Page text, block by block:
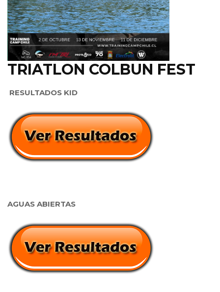
TRIATLON COLBUN FEST
RESULTADOS KID
AGUAS ABIERTAS